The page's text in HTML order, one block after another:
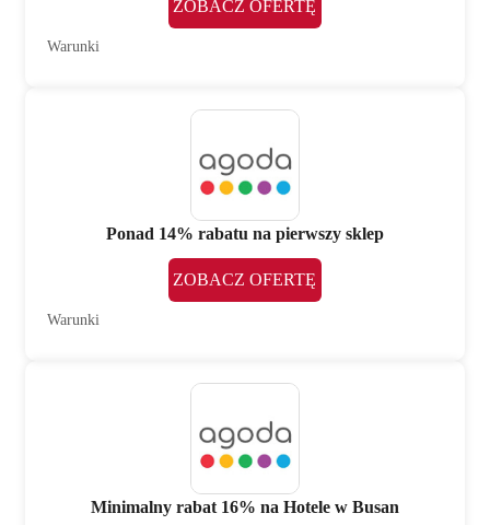
ZOBACZ OFERTĘ
Warunki
Ponad 14% rabatu na pierwszy sklep
ZOBACZ OFERTĘ
Warunki
Minimalny rabat 16% na Hotele w Busan